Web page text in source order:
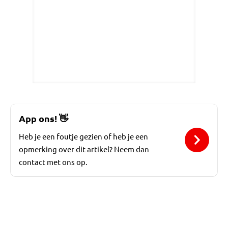
App ons! 👋
Heb je een foutje gezien of heb je een
opmerking over dit artikel? Neem dan
contact met ons op.